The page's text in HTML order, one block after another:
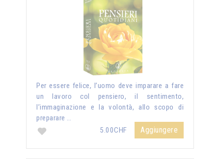
Per essere felice, l’uomo deve imparare a fare
un lavoro col pensiero, il sentimento,
l’immaginazione e la volontà, allo scopo di
preparare …
5.00CHF
Aggiungere